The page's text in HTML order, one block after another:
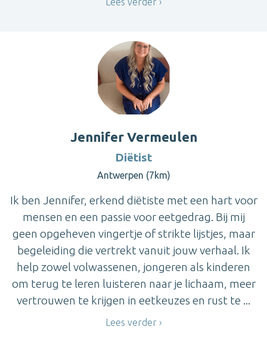
Jennifer Vermeulen
Diëtist
Antwerpen (7km)
Ik ben Jennifer, erkend diëtiste met een hart voor
mensen en een passie voor eetgedrag. Bij mij
geen opgeheven vingertje of strikte lijstjes, maar
begeleiding die vertrekt vanuit jouw verhaal. Ik
help zowel volwassenen, jongeren als kinderen
om terug te leren luisteren naar je lichaam, meer
vertrouwen te krijgen in eetkeuzes en rust te ...
Lees verder